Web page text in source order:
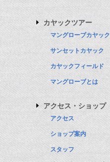
カヤックツアー
マングローブカヤック
サンセットカヤック
カヤックフィールド
マングローブとは
アクセス・ショップ
アクセス
ショップ案内
スタッフ